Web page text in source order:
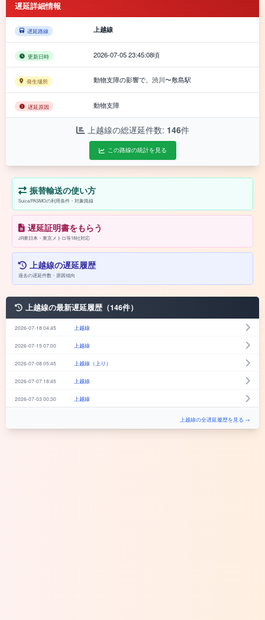
遅延詳細情報
遅延路線 上越線
更新日時 2026-07-05 23:45:08頃
発生場所 動物支障の影響で、渋川〜敷島駅
遅延原因 動物支障
上越線の総遅延件数: 146件
この路線の統計を見る
振替輸送の使い方
Suica/PASMOの利用条件・対象路線
遅延証明書をもらう
JR東日本・東京メトロ等18社対応
上越線の遅延履歴
過去の遅延件数・原因傾向
上越線の最新遅延履歴（146件）
2026-07-18 04:45 上越線
2026-07-15 07:00 上越線
2026-07-08 05:45 上越線（上り）
2026-07-07 18:45 上越線
2026-07-03 00:30 上越線
上越線の全遅延履歴を見る →